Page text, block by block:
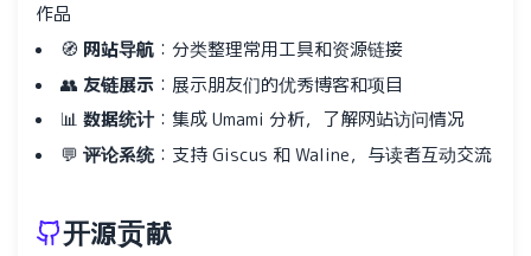
作品
🧭 网站导航 ：分类整理常用工具和资源链接
👥 友链展示 ：展示朋友们的优秀博客和项目
📊 数据统计：集成 Umami 分析，了解网站访问情况
💬 评论系统：支持 Giscus 和 Waline，与读者互动交流
开源贡献